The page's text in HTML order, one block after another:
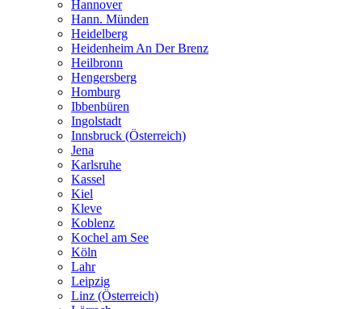
Hannover
Hann. Münden
Heidelberg
Heidenheim An Der Brenz
Heilbronn
Hengersberg
Homburg
Ibbenbüren
Ingolstadt
Innsbruck (Österreich)
Jena
Karlsruhe
Kassel
Kiel
Kleve
Koblenz
Kochel am See
Köln
Lahr
Leipzig
Linz (Österreich)